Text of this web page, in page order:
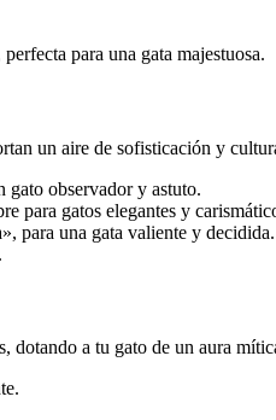
para una gata majestuosa.
un aire de sofisticación y
observador y astuto.
para gatos elegantes y
para una gata valiente y decidida.
dotando a tu gato de un aura